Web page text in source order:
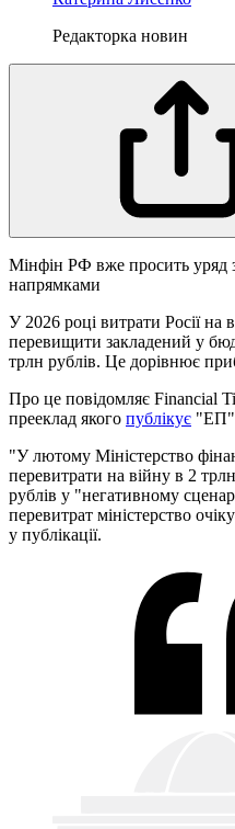
Редакторка новин
Мінфін РФ вже просить уряд
напрямками
У 2026 році витрати Росії
перевищити закладений у
трлн рублів. Це дорівнює
Про це повідомляє Financial
прееклад якого публікує
"У лютому Міністерство
перевитрати на війну в 2
рублів у "негативному
перевитрат міністерство
у публікації.